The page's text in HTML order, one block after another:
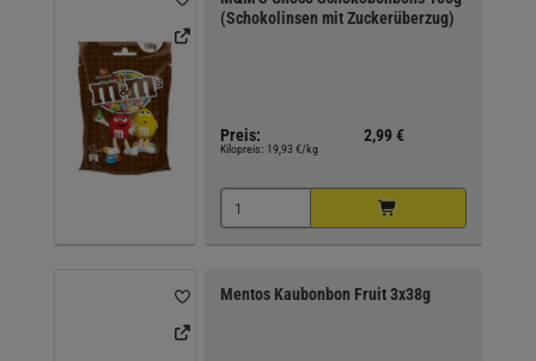
(Schokolinsen mit Zuckerüberzug)
Preis: 2,99 €
Kilopreis: 19,93 €/kg
Mentos Kaubonbon Fruit 3x38g